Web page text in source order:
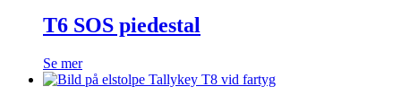
T6 SOS piedestal
Se mer